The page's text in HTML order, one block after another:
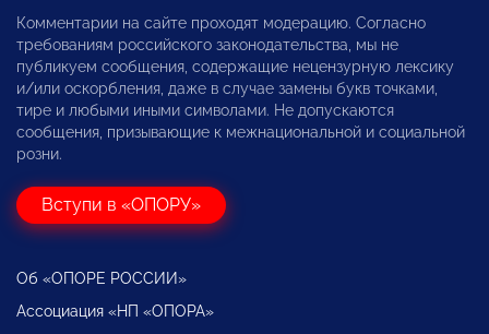
Комментарии на сайте проходят модерацию. Согласно
требованиям российского законодательства, мы не
публикуем сообщения, содержащие нецензурную лексику
и/или оскорбления, даже в случае замены букв точками,
тире и любыми иными символами. Не допускаются
сообщения, призывающие к межнациональной и социальной
розни.
Вступи в «ОПОРУ»
Об «ОПОРЕ РОССИИ»
Ассоциация «НП «ОПОРА»